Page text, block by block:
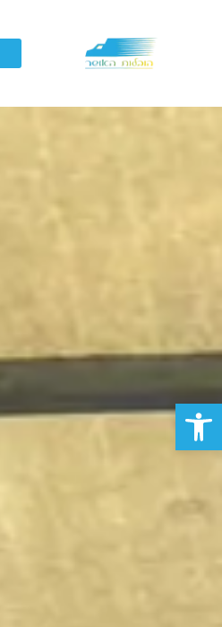
פתח סרגל נגישות